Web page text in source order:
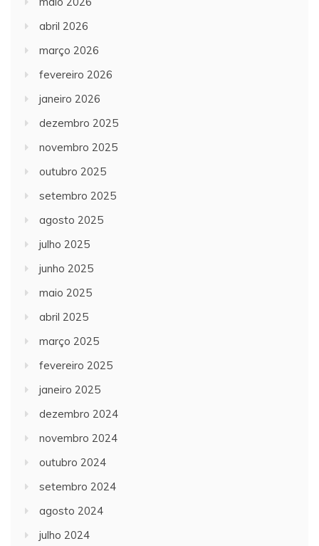
abril 2026
março 2026
fevereiro 2026
janeiro 2026
dezembro 2025
novembro 2025
outubro 2025
setembro 2025
agosto 2025
julho 2025
junho 2025
maio 2025
abril 2025
março 2025
fevereiro 2025
janeiro 2025
dezembro 2024
novembro 2024
outubro 2024
setembro 2024
agosto 2024
julho 2024